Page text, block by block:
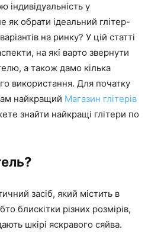
індивідуальність у
як обрати ідеальний глітер-
на ринку? У цій статті
на які варто звернути
а також дамо кілька
використання. Для початку
найкращий Магазин глітерів
знайти найкращі глітери по
засіб, який містить в
блискітки різних розмірів,
шкірі яскравого сяйва.